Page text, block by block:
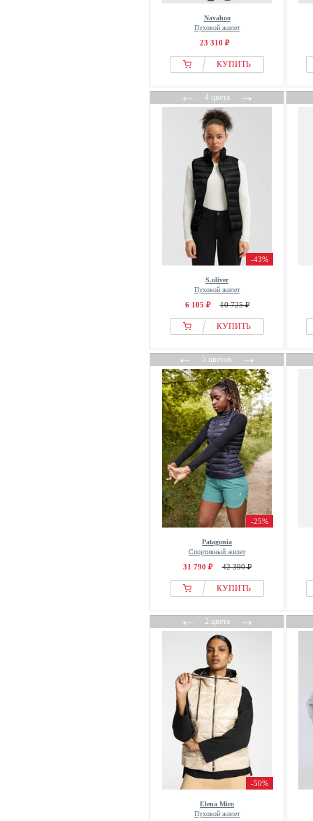
Navahoo
Пуховой жилет
23 310 ₽
КУПИТЬ
←4 цвета→
-43%
S.oliver
Пуховой жилет
6 105 ₽ 10 725 ₽
КУПИТЬ
←5 цветов→
-25%
Patagonia
Спортивный жилет
31 790 ₽ 42 390 ₽
КУПИТЬ
←2 цвета→
-50%
Elena Miro
Пуховой жилет